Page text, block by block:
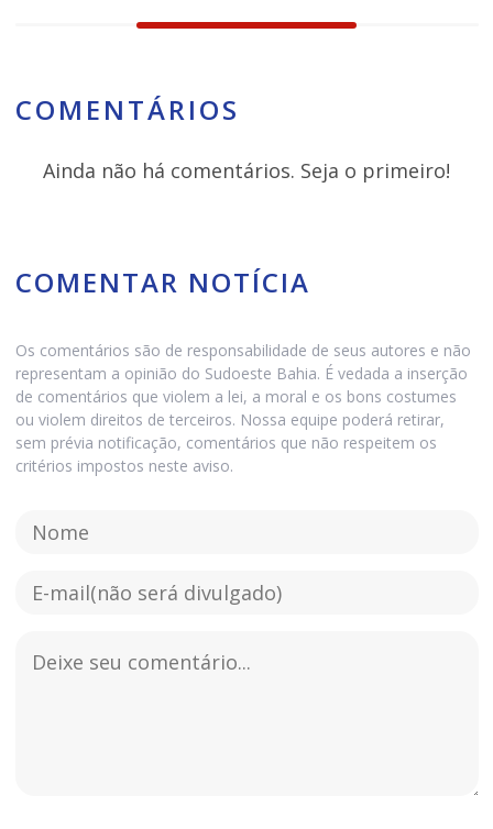
COMENTÁRIOS
Ainda não há comentários. Seja o primeiro!
COMENTAR NOTÍCIA
Os comentários são de responsabilidade de seus autores e não
representam a opinião do Sudoeste Bahia. É vedada a inserção
de comentários que violem a lei, a moral e os bons costumes
ou violem direitos de terceiros. Nossa equipe poderá retirar,
sem prévia notificação, comentários que não respeitem os
critérios impostos neste aviso.